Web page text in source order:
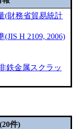
(財務省貿易統計
H 2109, 2006)
鉄金属スクラッ
件)